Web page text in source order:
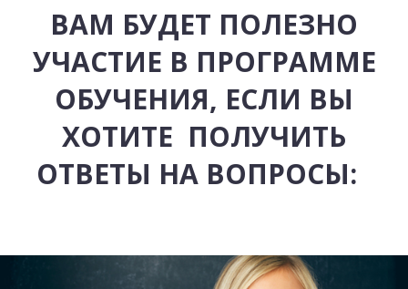
ВАМ БУДЕТ ПОЛЕЗНО
УЧАСТИЕ В ПРОГРАММЕ
ОБУЧЕНИЯ, ЕСЛИ ВЫ
ХОТИТЕ ПОЛУЧИТЬ
ОТВЕТЫ НА ВОПРОСЫ: